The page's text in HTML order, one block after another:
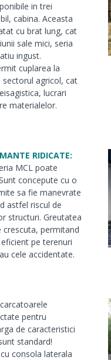
in trei
cabina. Aceasta
cu brat lung, cat
sale mici, seria
ingust.
cuplarea la
agricol, cat
lucrari
materialelor.
RIDICATE:
MCL poate
concepute cu o
sa fie manevrate
astfel riscul de
structuri. Greutatea
permitand
pe terenuri
cele accidentate.
pentru
de caracteristici
standard!
consola laterala